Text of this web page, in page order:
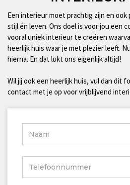
Een interieur moet prachtig zijn en ook
stijl én leven. Ons doel is voor jou een
vooral uniek interieur te creëren
heerlijk huis waar je met plezier leeft.
hierna. En dat lukt ons eigenlijk altijd!
Wil jij ook een heerlijk huis, vul dan dit
contact met je op voor vrijblijvend